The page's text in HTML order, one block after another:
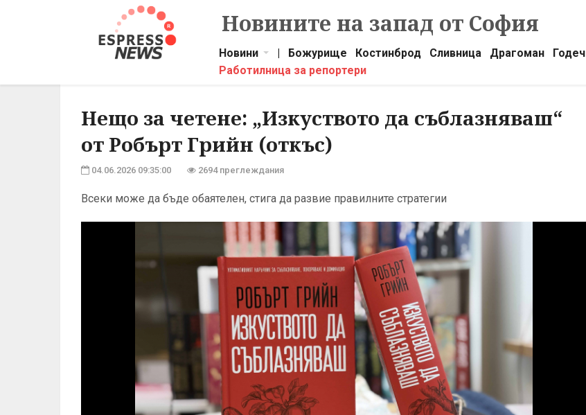
Новините на запад от София
Новини | Божурище Костинброд Сливница Драгоман Годеч
Работилница за репортери
Нещо за четене: „Изкуството да съблазняваш“
от Робърт Грийн (откъс)
04.06.2026 09:35:00 2694 преглеждания
Всеки може да бъде обаятелен, стига да развие правилните стратегии